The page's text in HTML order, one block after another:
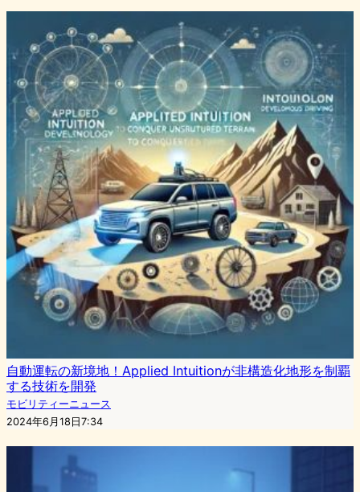
自動運転の新境地！Applied Intuitionが非構造化地形を制覇
する技術を開発
モビリティーニュース
2024年6月18日7:34